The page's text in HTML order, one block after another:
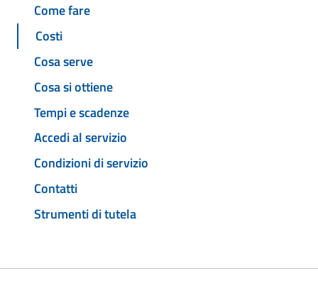
Come fare
Costi
Cosa serve
Cosa si ottiene
Tempi e scadenze
Accedi al servizio
Condizioni di servizio
Contatti
Strumenti di tutela